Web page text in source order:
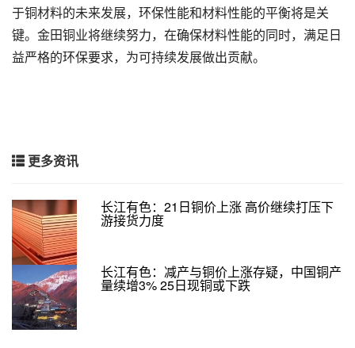
于铜材料的未来发展，环保性能和材料性能的平衡将是关
键。金田铜业将继续努力，在确保材料性能的同时，满足日
益严格的环保要求，为可持续发展做出贡献。
更多资讯
长江有色：21日铜价上涨 高价继续打压下
游接货力度
长江有色：减产与铜价上涨存疑，中国铜产
量续增3% 25日现铜或下跌